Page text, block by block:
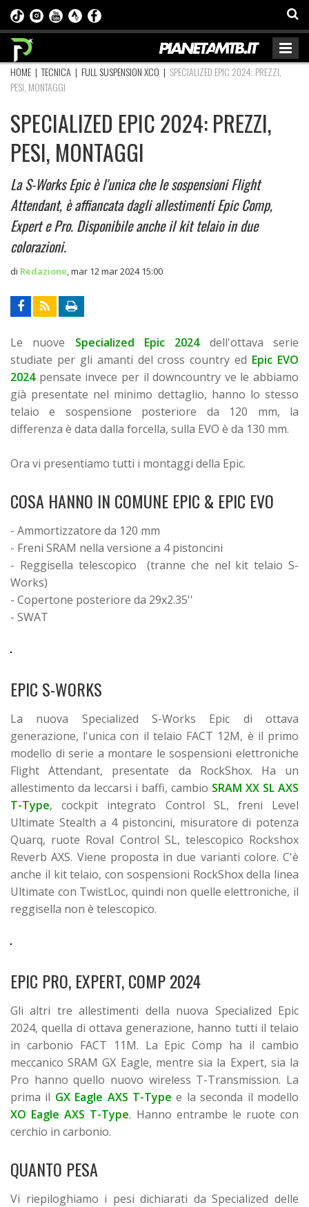
HOME |TECNICA | FULL SUSPENSION XCO | SPECIALIZED EPIC 2024: PREZZI,
PESI, MONTAGGI
SPECIALIZED EPIC 2024: PREZZI,
PESI, MONTAGGI
La S-Works Epic è l'unica che le sospensioni Flight
Attendant, è affiancata dagli allestimenti Epic Comp,
Expert e Pro. Disponibile anche il kit telaio in due
colorazioni.
di Redazione mar 12 mar 2024 15:00
Le nuove Specialized Epic 2024dell'ottava serie
studiate per gli amanti del cross country ed Epic EVO
2024pensate invece per il downcountry ve le abbiamo
già presentate nel minimo dettaglio, hanno lo stesso
telaio e sospensione posteriore da 120 mm, la
differenza è data dalla forcella, sulla EVO è da 130 mm.
Ora vi presentiamo tutti i montaggi della Epic.
COSA HANNO IN COMUNE EPIC & EPIC EVO
- Ammortizzatore da 120 mm
- Freni SRAM nella versione a 4 pistoncini
- Reggisella telescopico (tranne che nel kit telaio S-
Works)
- Copertone posteriore da 29x2.35''
- SWAT
EPIC S-WORKS
La nuova Specialized S-Works Epic di ottava
generazione, l'unica con il telaio FACT 12M, è il primo
modello di serie a montare le sospensioni elettroniche
Flight Attendant, presentate da RockShox. Ha un
allestimento da leccarsi i baffi, cambio SRAM XX SL AXS
T-Type, cockpit integrato Control SL, freni Level
Ultimate Stealth a 4 pistoncini, misuratore di potenza
Quarq, ruote Roval Control SL, telescopico Rockshox
Reverb AXS. Viene proposta in due varianti colore. C'è
anche il kit telaio, con sospensioni RockShox della linea
Ultimate con TwistLoc, quindi non quelle elettroniche, il
reggisella non è telescopico.
EPIC PRO, EXPERT, COMP 2024
Gli altri tre allestimenti della nuova Specialized Epic
2024, quella di ottava generazione, hanno tutti il telaio
in carbonio FACT 11M. La Epic Comp ha il cambio
meccanico SRAM GX Eagle, mentre sia la Expert, sia la
Pro hanno quello nuovo wireless T-Transmission. La
prima il GX Eagle AXS T-Type e la seconda il modello
XO Eagle AXS T-Type. Hanno entrambe le ruote con
cerchio in carbonio.
QUANTO PESA
Vi riepiloghiamo i pesi dichiarati da Specialized delle